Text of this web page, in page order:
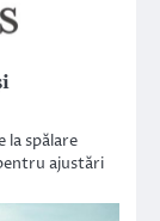
la spălare
ajustări